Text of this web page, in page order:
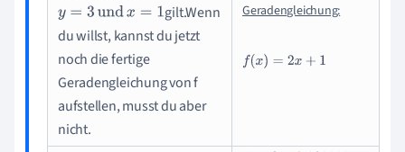
y=3undx=1
gilt.Wenn
du willst, kannst du jetzt
noch die fertige
Geradengleichung von f
aufstellen, musst du aber
nicht.
Geradengleichung:
f(x)=2 x+1